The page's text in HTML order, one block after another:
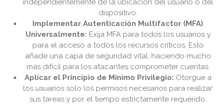
independientemente de la ubicación del usuario o del
dispositivo.
Implementar Autenticación Multifactor (MFA)
Universalmente: Exija MFA para todos los usuarios y
para el acceso a todos los recursos críticos. Esto
añade una capa de seguridad vital, haciendo mucho
más difícil para los atacantes comprometer cuentas.
Aplicar el Principio de Mínimo Privilegio: Otorgue a
los usuarios solo los permisos necesarios para realizar
sus tareas y por el tiempo estrictamente requerido.